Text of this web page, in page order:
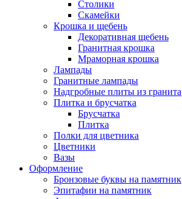
Столики
Скамейки
Крошка и щебень
Декоративная щебень
Гранитная крошка
Мраморная крошка
Лампады
Гранитные лампады
Надгробные плиты из гранита
Плитка и брусчатка
Брусчатка
Плитка
Полки для цветника
Цветники
Вазы
Оформление
Бронзовые буквы на памятник
Эпитафии на памятник